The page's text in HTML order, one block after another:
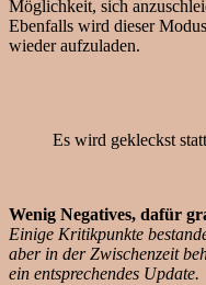
Möglichkeit, sich
Ebenfalls wird dieser
wieder aufzuladen.
Es wird gekleckst
Wenig Negatives, dafür
Einige Kritikpunkte
aber in der Zwischenzeit
ein entsprechendes Update.